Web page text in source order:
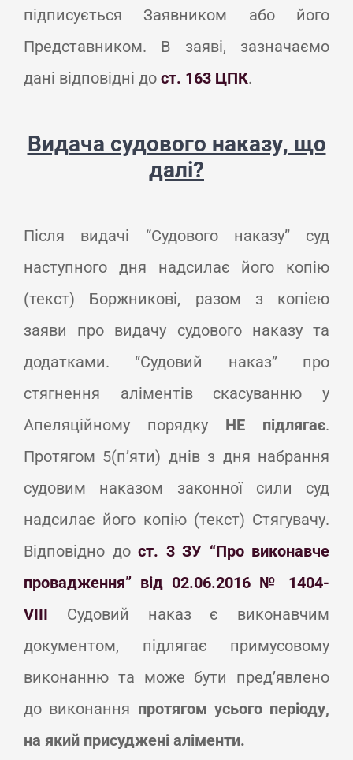
підписується Заявником або його
Представником. В заяві, зазначаємо
дані відповідні до ст. 163 ЦПК.
Видача судового наказу, що
далі?
Після видачі “Судового наказу” суд
наступного дня надсилає його копію
(текст) Боржникові, разом з копією
заяви про видачу судового наказу та
додатками. “Судовий наказ” про
стягнення аліментів скасуванню у
Апеляційному порядку НЕ підлягає.
Протягом 5(п’яти) днів з дня набрання
судовим наказом законної сили суд
надсилає його копію (текст) Стягувачу.
Відповідно до ст. 3 ЗУ “Про виконавче
провадження” від 02.06.2016 № 1404-
VIII Судовий наказ є виконавчим
документом, підлягає примусовому
виконанню та може бути пред’явлено
до виконання протягом усього періоду,
на який присуджені аліменти.